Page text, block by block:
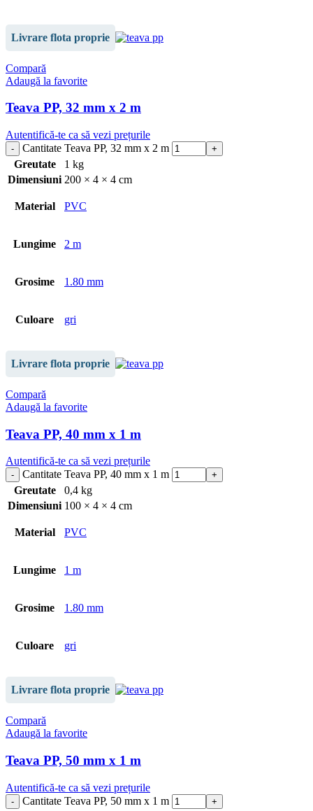
Livrare flota proprie
Compară
Adaugă la favorite
Teava PP, 32 mm x 2 m
Autentifică-te ca să vezi prețurile
Cantitate Teava PP, 32 mm x 2 m
Greutate
1 kg
Dimensiuni 200 × 4 × 4 cm
Material PVC
Lungime 2 m
Grosime 1.80 mm
Culoare gri
Livrare flota proprie
Compară
Adaugă la favorite
Teava PP, 40 mm x 1 m
Autentifică-te ca să vezi prețurile
Cantitate Teava PP, 40 mm x 1 m
Greutate
0,4 kg
Dimensiuni 100 × 4 × 4 cm
Material PVC
Lungime 1 m
Grosime 1.80 mm
Culoare gri
Livrare flota proprie
Compară
Adaugă la favorite
Teava PP, 50 mm x 1 m
Autentifică-te ca să vezi prețurile
Cantitate Teava PP, 50 mm x 1 m